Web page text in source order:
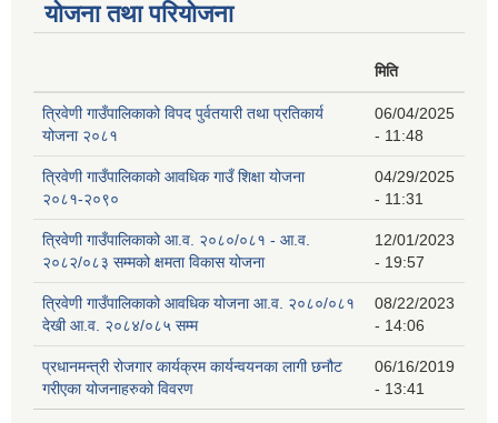
योजना तथा परियोजना
मिति
त्रिवेणी गाउँपालिकाको विपद पुर्वतयारी तथा प्रतिकार्य
योजना २०८१
06/04/2025
- 11:48
त्रिवेणी गाउँपालिकाको आवधिक गाउँ शिक्षा योजना
२०८१-२०९०
04/29/2025
- 11:31
त्रिवेणी गाउँपालिकाको आ.व. २०८०/०८१ - आ.व.
२०८२/०८३ सम्मको क्षमता विकास योजना
12/01/2023
- 19:57
त्रिवेणी गाउँपालिकाको आवधिक योजना आ.व. २०८०/०८१
देखी आ.व. २०८४/०८५ सम्म
08/22/2023
- 14:06
प्रधानमन्त्री रोजगार कार्यक्रम कार्यन्वयनका लागी छनौट
गरीएका योजनाहरुको विवरण
06/16/2019
- 13:41